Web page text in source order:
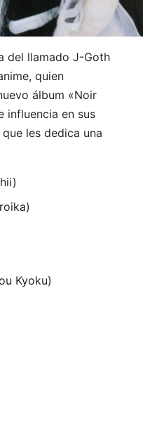
del llamado J-Goth
quien
álbum «Noir
influencia en sus
les dedica una
Kyoku)